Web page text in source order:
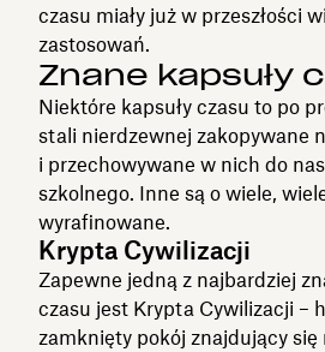
czasu miały już w przeszłości
zastosowań.
Znane kapsuły
Niektóre kapsuły czasu to po
stali nierdzewnej zakopywane
i przechowywane w nich do
szkolnego. Inne są o wiele,
wyrafinowane.
Krypta Cywilizacji
Zapewne jedną z najbardziej
czasu jest Krypta Cywilizacji –
zamknięty pokój znajdujący